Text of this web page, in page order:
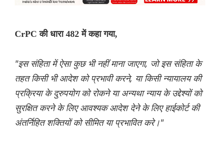
CrPC की धारा 482 में कहा गया,
"इस संहिता में ऐसा कुछ भी नहीं माना जाएगा, जो इस संहिता के
तहत किसी भी आदेश को प्रभावी करने, या किसी न्यायालय की
प्रक्रिया के दुरुपयोग को रोकने या अन्यथा न्याय के उद्देश्यों को
सुरक्षित करने के लिए आवश्यक आदेश देने के लिए हाईकोर्ट की
अंतर्निहित शक्तियों को सीमित या प्रभावित करे।"